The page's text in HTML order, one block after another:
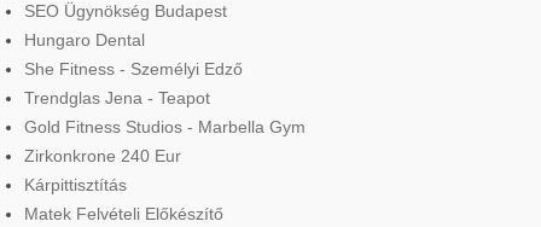
SEO Ügynökség Budapest
Hungaro Dental
She Fitness - Személyi Edző
Trendglas Jena - Teapot
Gold Fitness Studios - Marbella Gym
Zirkonkrone 240 Eur
Kárpittisztítás
Matek Felvételi Előkészítő